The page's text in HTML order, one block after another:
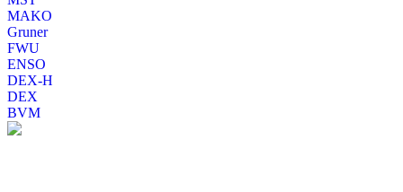
MAKO
Gruner
FWU
ENSO
DEX-H
DEX
BVM